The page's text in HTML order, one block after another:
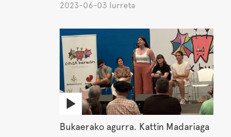
2023-06-03 Iurreta
Bukaerako agurra. Kattin Madariaga